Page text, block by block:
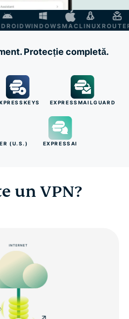
WINDOWSMACLINUXROUTER
Protecție completă.
EXPRESSMAILGUARD
(U.S.) EXPRESSAI
un VPN?